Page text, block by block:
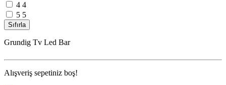
4 4
5 5
Grundig Tv Led Bar
Alışveriş sepetiniz boş!